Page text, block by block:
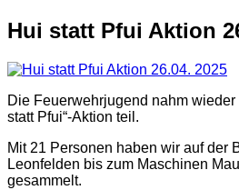
Hui statt Pfui Aktion
Die Feuerwehrjugend nahm
statt Pfui“-Aktion teil.
Mit 21 Personen haben wir auf der
Leonfelden bis zum Maschinen
gesammelt.